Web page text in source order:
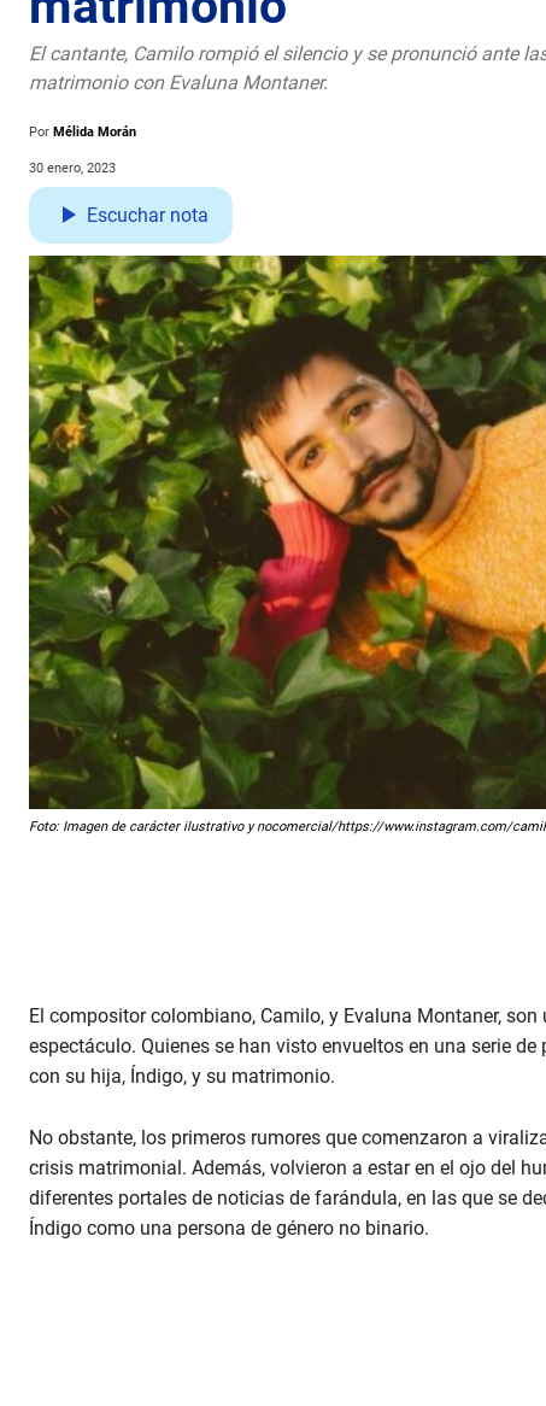
El cantante, Camilo rompió el silencio y se pronunció ante
matrimonio con Evaluna Montaner.
Por Mélida Morán
30 enero, 2023
Escuchar nota
Foto: Imagen de carácter ilustrativo y nocomercial/https://www.instagram.com/
El compositor colombiano, Camilo, y Evaluna Montaner,
espectáculo. Quienes se han visto envueltos en una serie
con su hija, Índigo, y su matrimonio.
No obstante, los primeros rumores que comenzaron a
crisis matrimonial. Además, volvieron a estar en el ojo del
diferentes portales de noticias de farándula, en las que se
Índigo como una persona de género no binario.